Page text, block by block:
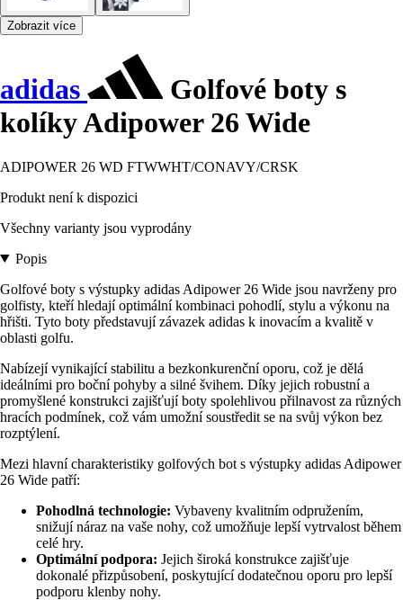
Zobrazit více
adidas
Golfové boty s
kolíky Adipower 26 Wide
ADIPOWER 26 WD FTWWHT/CONAVY/CRSK
Produkt není k dispozici
Všechny varianty jsou vyprodány
Popis
Golfové boty s výstupky adidas Adipower 26 Wide jsou navrženy pro
golfisty, kteří hledají optimální kombinaci pohodlí, stylu a výkonu na
hřišti. Tyto boty představují závazek adidas k inovacím a kvalitě v
oblasti golfu.
Nabízejí vynikající stabilitu a bezkonkurenční oporu, což je dělá
ideálními pro boční pohyby a silné švihem. Díky jejich robustní a
promyšlené konstrukci zajišťují boty spolehlivou přilnavost za různých
hracích podmínek, což vám umožní soustředit se na svůj výkon bez
rozptýlení.
Mezi hlavní charakteristiky golfových bot s výstupky adidas Adipower
26 Wide patří:
Pohodlná technologie: Vybaveny kvalitním odpružením,
snižují náraz na vaše nohy, což umožňuje lepší vytrvalost během
celé hry.
Optimální podpora: Jejich široká konstrukce zajišťuje
dokonalé přizpůsobení, poskytující dodatečnou oporu pro lepší
podporu klenby nohy.